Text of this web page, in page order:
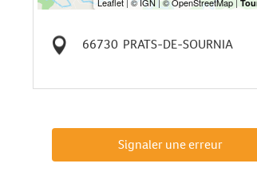
66730 PRATS-DE-SOURNIA
Signaler une erreur